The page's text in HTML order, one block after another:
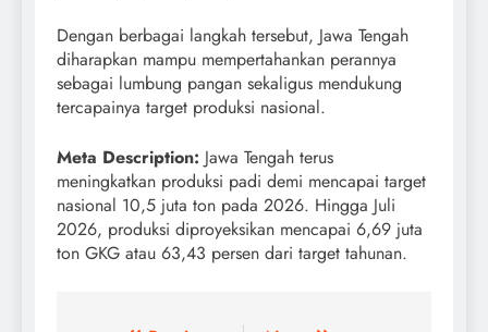
Dengan berbagai langkah tersebut, Jawa Tengah
diharapkan mampu mempertahankan perannya
sebagai lumbung pangan sekaligus mendukung
tercapainya target produksi nasional.
Meta Description: Jawa Tengah terus
meningkatkan produksi padi demi mencapai target
nasional 10,5 juta ton pada 2026. Hingga Juli
2026, produksi diproyeksikan mencapai 6,69 juta
ton GKG atau 63,43 persen dari target tahunan.